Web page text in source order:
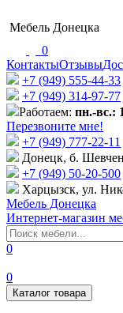
Мебель Донецка
0
КонтактыОтзывы
+7 (949) 555-44-33
+7 (949) 314-97-77
Работаем: пн.-вс.:
Перезвоните мне!
+7 (‎949) 777-22-11
Донецк, б.
+7 (949) 50-20-500
Харцызск, ул.
Мебель Донецка
Интернет-магазин
0
0
Каталог товара